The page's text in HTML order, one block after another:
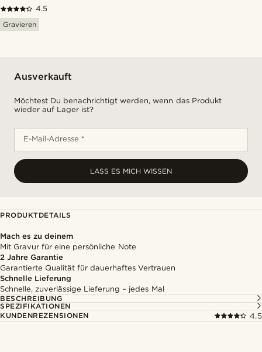
4.5
Gravieren
Ausverkauft
Möchtest Du benachrichtigt werden, wenn das Produkt
wieder auf Lager ist?
E-Mail-Adresse *
LASS ES MICH WISSEN
PRODUKTDETAILS
Mach es zu deinem
Mit Gravur für eine persönliche Note
2 Jahre Garantie
Garantierte Qualität für dauerhaftes Vertrauen
Schnelle Lieferung
Schnelle, zuverlässige Lieferung – jedes Mal
BESCHREIBUNG
SPEZIFIKATIONEN
KUNDENREZENSIONEN
4.5